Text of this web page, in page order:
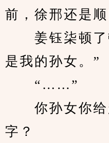
前，徐邢还是顺
姜钰柒顿了
是我的孙女。”
“……”
你孙女你给
字？